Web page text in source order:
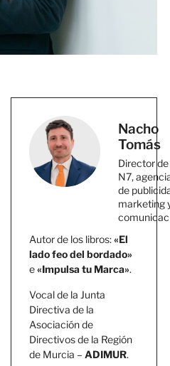
Nacho
Tomás
Director de
N7,
de
marketing
Autor de los libros:«El
lado feo del bordado»
e«Impulsa tu Marca».
Vocal de la Junta
Directiva de la
Asociación de
Directivos de la Región
de Murcia – ADIMUR.